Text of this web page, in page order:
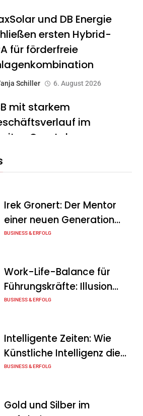
und DB Energie
ersten Hybrid-
für förderfreie
Schiller 6. August 2026
mit starkem
im
Quartal
wichtigsten Baustein
Energiewende werden
Daten keine
investiert
Irek Gronert: Der Mentor
einer neuen Generation
von Unternehmern
BUSINESS & ERFOLG
Work-Life-Balance für
Führungskräfte: Illusion
oder echte Chance?
BUSINESS & ERFOLG
Intelligente Zeiten: Wie
Künstliche Intelligenz die
Geschäftswelt verändert
BUSINESS & ERFOLG
Gold und Silber im